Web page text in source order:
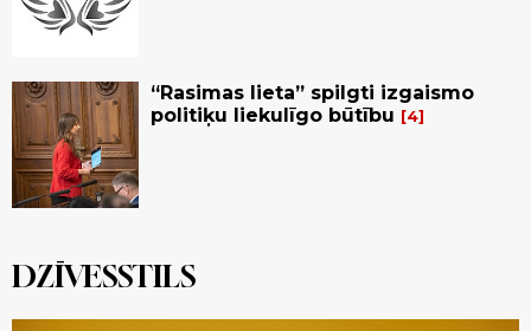
“Rasimas lieta” spilgti izgaismo
politiķu liekulīgo būtību
4
DZĪVESSTILS